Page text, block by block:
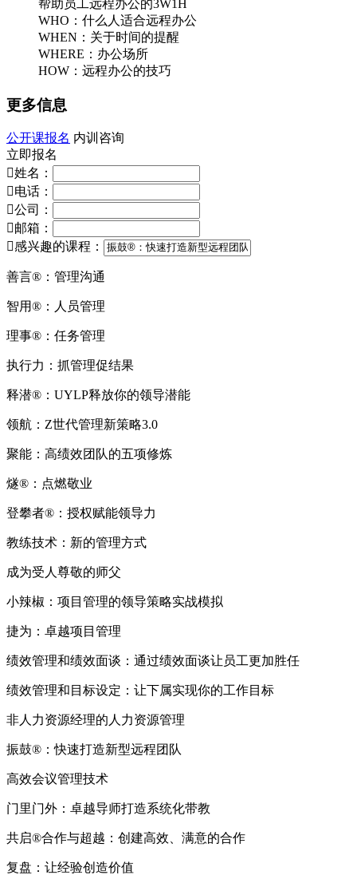
帮助员工远程办公的3W1H
WHO：什么人适合远程办公
WHEN：关于时间的提醒
WHERE：办公场所
HOW：远程办公的技巧
更多信息
公开课报名 内训咨询
立即报名
姓名：
电话：
公司：
邮箱：
感兴趣的课程：
善言®：管理沟通
智用®：人员管理
理事®：任务管理
执行力：抓管理促结果
释潜®：UYLP释放你的领导潜能
领航：Z世代管理新策略3.0
聚能：高绩效团队的五项修炼
燧®：点燃敬业
登攀者®：授权赋能领导力
教练技术：新的管理方式
成为受人尊敬的师父
小辣椒：项目管理的领导策略实战模拟
捷为：卓越项目管理
绩效管理和绩效面谈：通过绩效面谈让员工更加胜任
绩效管理和目标设定：让下属实现你的工作目标
非人力资源经理的人力资源管理
振鼓®️：快速打造新型远程团队
高效会议管理技术
门里门外：卓越导师打造系统化带教
共启®️合作与超越：创建高效、满意的合作
复盘：让经验创造价值